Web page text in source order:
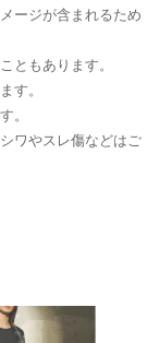
ージが含まれるため
ともあります。
す。
。
ワやスレ傷などはご